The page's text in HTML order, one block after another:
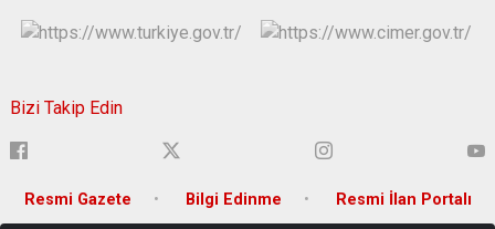
Bizi Takip Edin
Resmi Gazete Bilgi Edinme Resmi İlan Portalı